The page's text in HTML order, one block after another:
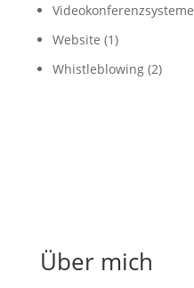
Videokonferenzsysteme
Website (1)
Whistleblowing(2)
Über mich